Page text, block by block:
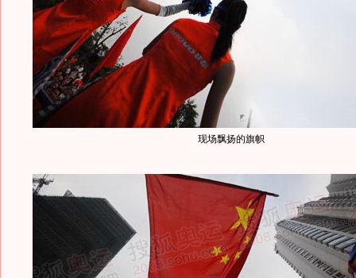
现场飘扬的旗帜